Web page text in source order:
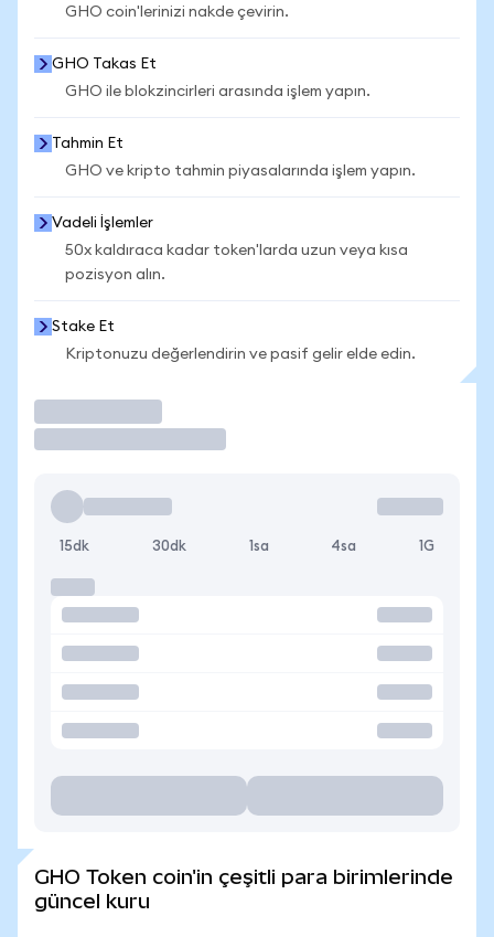
GHO coin'lerinizi nakde çevirin.
GHO Takas Et
GHO ile blokzincirleri arasında işlem yapın.
Tahmin Et
GHO ve kripto tahmin piyasalarında işlem yapın.
Vadeli İşlemler
50x kaldıraca kadar token'larda uzun veya kısa
pozisyon alın.
Stake Et
Kriptonuzu değerlendirin ve pasif gelir elde edin.
15dk 30dk 1sa 4sa 1G
GHO Token coin'in çeşitli para birimlerinde
güncel kuru